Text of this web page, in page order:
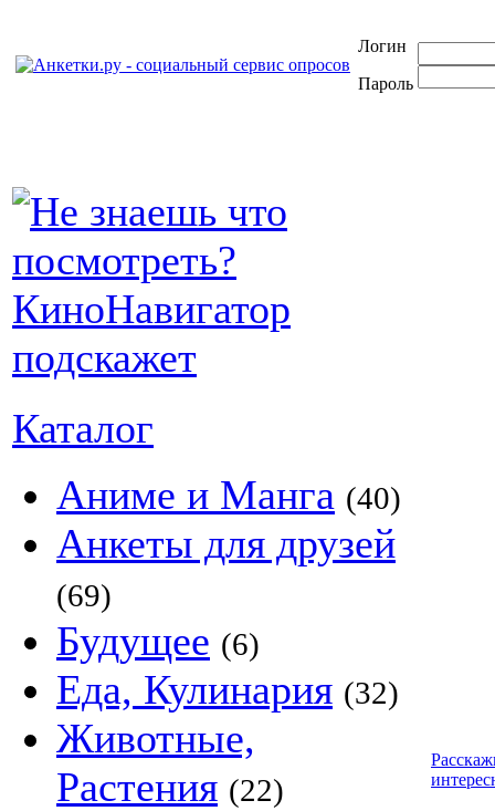
Логин
Пароль
Каталог
Аниме и Манга (40)
Анкеты для друзей
(69)
Будущее (6)
Еда, Кулинария (32)
Животные,
Растения (22)